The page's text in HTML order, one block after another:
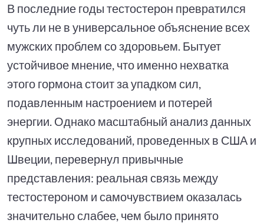
В последние годы тестостерон превратился
чуть ли не в универсальное объяснение всех
мужских проблем со здоровьем. Бытует
устойчивое мнение, что именно нехватка
этого гормона стоит за упадком сил,
подавленным настроением и потерей
энергии. Однако масштабный анализ данных
крупных исследований, проведенных в США и
Швеции, перевернул привычные
представления: реальная связь между
тестостероном и самочувствием оказалась
значительно слабее, чем было принято